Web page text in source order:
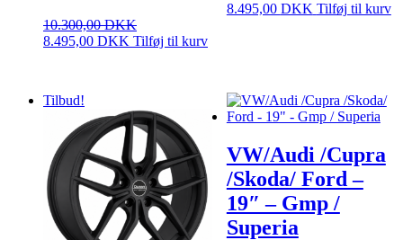
10.300,00DKK
Den
10.300,00 DKK.
8.495,00 DKK Den
Tilføj til kurv
8.495,00 DKK Tilføj til kurv
Tilbud!
VW/Audi /Cupra
/Skoda/ Ford –
19″ – Gmp /
Superia